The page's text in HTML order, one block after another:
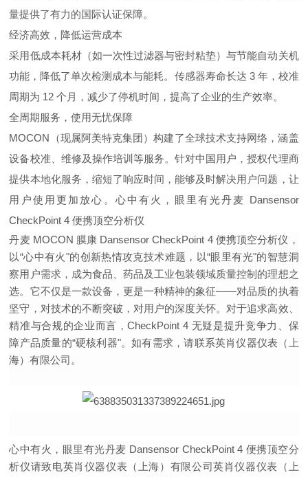
量提供了有力的国际认证保障。
经济高效，降低运营成本
采用低成本耗材（如一次性过滤器与密封粘垫）与节能自动关机
功能，降低了单次检测成本与能耗。传感器寿命长达 3 年，校准
周期为 12 个月，减少了停机时间，提高了企业的生产效率。
全周期服务，使用无忧保障
MOCON（现属阿美特克集团）构建了全球技术支持网络，涵盖
设备校准、维修及操作培训等服务。针对中国用户，授权代理商
提供本地化服务，缩短了响应时间，能够及时解决用户问题，让
用户使用更加放心。 心中有火，眼里有光丹麦 Dansensor
CheckPoint 4 便携顶空分析仪
丹麦 MOCON 膜康 Dansensor CheckPoint 4 便携顶空分析仪，
以“心中有火"的创新热情攻克技术难题，以“眼里有光"的智慧洞
察用户需求，成为食品、药品及工业包装领域质量控制的理想之
选。它不仅是一款设备，更是一种精神的象征——对品质的执着
坚守，对技术的不断突破，对用户的深度关怀。对于追求高效、
精准与合规的企业而言，CheckPoint 4 无疑是提升竞争力、保
障产品质量的“硬核利器"。如有需求，请联系英肖仪器仪表（上
海）有限公司。
心中有火，眼里有光丹麦 Dansensor CheckPoint 4 便携顶空分
析仪请致电英肖仪器仪表（上海）有限公司英肖仪器仪表（上